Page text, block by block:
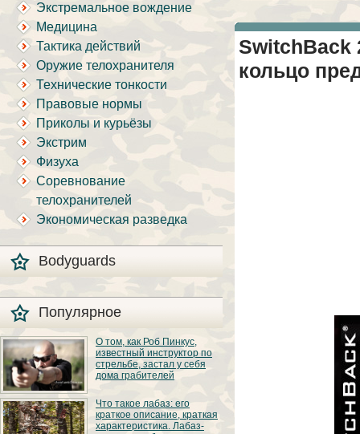
Экстремальное вождение
Медицина
Тактика действий
Оружие телохранителя
Технические тонкости
Правовые нормы
Приколы и курьёзы
Экстрим
Физуха
Соревнование
телохранителей
Экономическая разведка
Bodyguards
Популярное
О том, как Роб Пинкус,
известный инструктор по
стрельбе, застал у себя
дома грабителей
Вот вы всё говорите:
«В США круто, там
можно любого
постороннего в своём
Что такое лабаз: его
краткое описание, краткая
характеристика. Лабаз-
SwitchBack
кольцо